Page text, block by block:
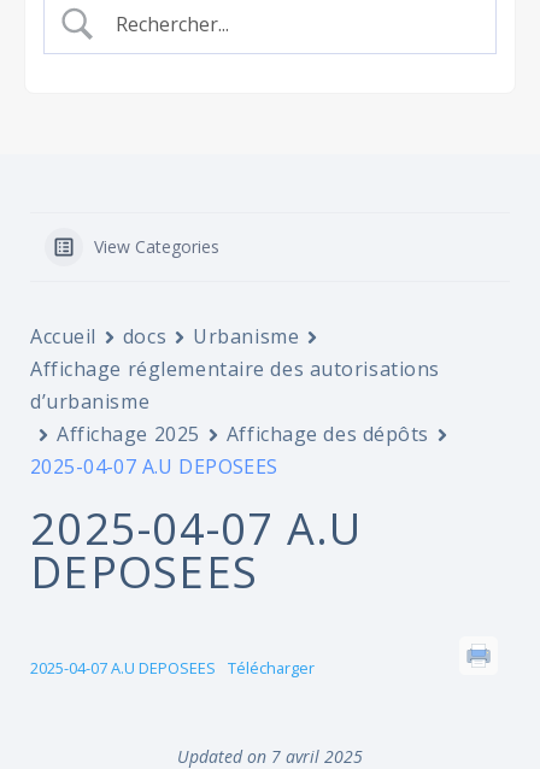
View Categories
Accueil docs
Urbanisme
Affichage réglementaire des autorisations
d’urbanisme
Affichage 2025
Affichage des dépôts
2025-04-07 A.U DEPOSEES
2025-04-07 A.U
DEPOSEES
2025-04-07 A.U DEPOSEES Télécharger
Updated on 7 avril 2025